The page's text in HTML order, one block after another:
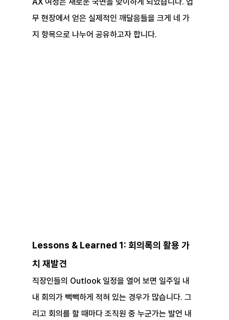
AX 여정은 새로운 국면을 맞이하게 되었습니다. 업
무 현장에서 얻은 실제적인 깨달음들을 크게 네 가
지 항목으로 나누어 공유하고자 합니다.
Lessons & Learned 1: 회의록의 활용 가
치 재발견
직장인들의 Outlook 일정을 열어 보면 일주일 내
내 회의가 빽빽하게 적혀 있는 경우가 많습니다. 그
리고 회의를 할 때마다 조직원 중 누군가는 발언 내